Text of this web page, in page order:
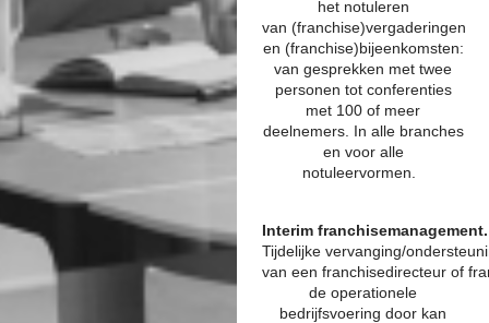
het notuleren
van (franchise)vergaderingen
en (franchise)bijeenkomsten:
van gesprekken met twee
personen tot conferenties
met 100 of meer
deelnemers. In alle branches
en voor alle
notuleervormen.
Interim franchisemanagement.
Tijdelijke vervanging/
van een franchisedirecteur of
de operationele
bedrijfsvoering door kan